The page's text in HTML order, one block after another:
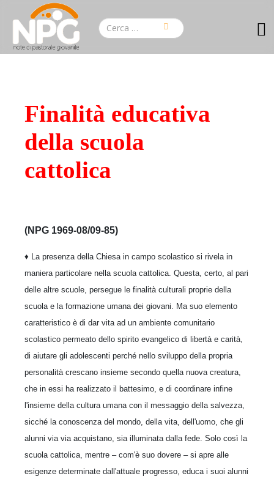
Finalità educativa
della scuola
cattolica
(NPG 1969-08/09-85)
♦ La presenza della Chiesa in campo scolastico si rivela in
maniera particolare nella scuola cattolica. Questa, certo, al pari
delle altre scuole, persegue le finalità culturali proprie della
scuola e la formazione umana dei giovani. Ma suo elemento
caratteristico è di dar vita ad un ambiente comunitario
scolastico permeato dello spirito evangelico di libertà e carità,
di aiutare gli adolescenti perché nello sviluppo della propria
personalità crescano insieme secondo quella nuova creatura,
che in essi ha realizzato il battesimo, e di coordinare infine
l'insieme della cultura umana con il messaggio della salvezza,
sicché la conoscenza del mondo, della vita, dell'uomo, che gli
alunni via via acquistano, sia illuminata dalla fede. Solo così la
scuola cattolica, mentre – com'è suo dovere – si apre alle
esigenze determinate dall'attuale progresso, educa i suoi alunni